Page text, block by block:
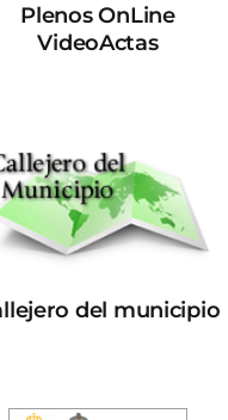
Plenos OnLine
VideoActas
del municipio